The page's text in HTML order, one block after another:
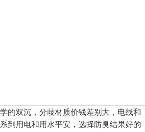
的双沉，分歧材质价钱差别大，电线和
到用电和用水平安，选择防臭结果好的